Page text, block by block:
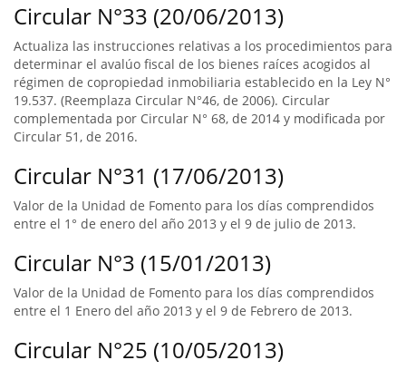
Circular N°33 (20/06/2013)
Actualiza las instrucciones relativas a los procedimientos para
determinar el avalúo fiscal de los bienes raíces acogidos al
régimen de copropiedad inmobiliaria establecido en la Ley N°
19.537. (Reemplaza Circular N°46, de 2006). Circular
complementada por Circular N° 68, de 2014 y modificada por
Circular 51, de 2016.
Circular N°31 (17/06/2013)
Valor de la Unidad de Fomento para los días comprendidos
entre el 1° de enero del año 2013 y el 9 de julio de 2013.
Circular N°3 (15/01/2013)
Valor de la Unidad de Fomento para los días comprendidos
entre el 1 Enero del año 2013 y el 9 de Febrero de 2013.
Circular N°25 (10/05/2013)